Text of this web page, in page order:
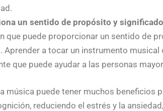
un sentido de propósito y
que puede proporcionar un sentido de
Aprender a tocar un instrumento
que puede ayudar a las personas
música puede tener muchos beneficios
reduciendo el estrés y la